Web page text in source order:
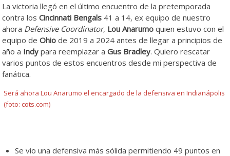
La victoria llegó en el último encuentro de la pretemporada
contra losCincinnati Bengals 41 a 14, ex equipo de nuestro
ahora Defensive Coordinator, Lou Anarumo quien estuvo con el
equipo deOhio de 2019 a 2024 antes de llegar a principios de
año a Indy para reemplazar aGus Bradley. Quiero rescatar
varios puntos de estos encuentros desde mi perspectiva de
fanática.
Será ahora Lou Anarumo el encargado de la defensiva en Indianápolis
(foto: cots.com)
Se vio una defensiva más sólida permitiendo 49 puntos en